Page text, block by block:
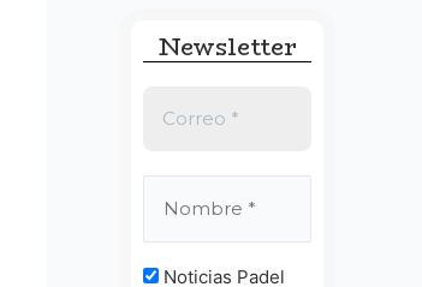
Newsletter
Noticias Padel